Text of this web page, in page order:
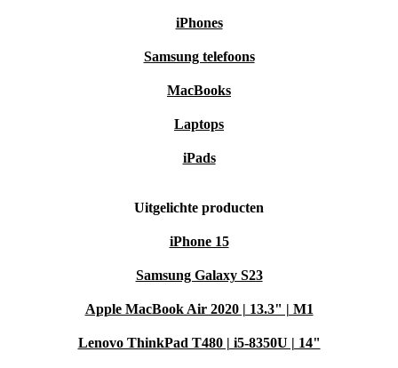
iPhones
Samsung telefoons
MacBooks
Laptops
iPads
Uitgelichte producten
iPhone 15
Samsung Galaxy S23
Apple MacBook Air 2020 | 13.3" | M1
Lenovo ThinkPad T480 | i5-8350U | 14"